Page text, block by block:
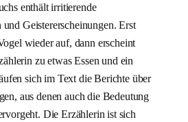
enthält irritierende
Geistererscheinungen. Erst
wieder auf, dann erscheint
zu etwas Essen und ein
sich im Text die Berichte über
aus denen auch die Bedeutung
Die Erzählerin ist sich